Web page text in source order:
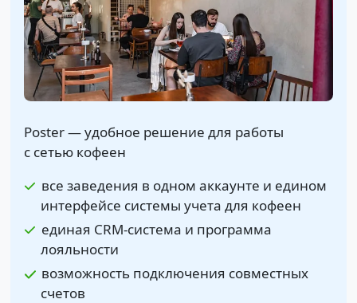
Poster — удобное решение для работы
с сетью кофеен
все заведения в одном аккаунте и едином
интерфейсе системы учета для кофеен
единая CRM-система и программа
лояльности
возможность подключения совместных
счетов